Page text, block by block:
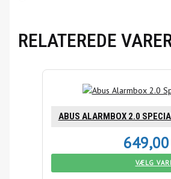
RELATEREDE
ABUS ALARMBOX 2.0
649,00
VÆLG